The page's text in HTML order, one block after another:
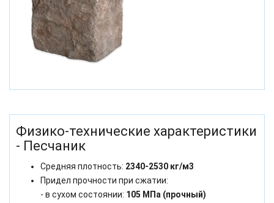
Физико-технические характеристики
- Песчаник
Средняя плотность: 2340-2530 кг/м3
Придел прочности при сжатии:
- в сухом состоянии: 105 МПа (прочный)